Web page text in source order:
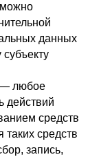
данных
— любое
действий
средств
таких средств
запись,